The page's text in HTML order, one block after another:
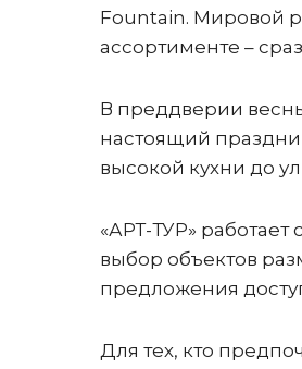
Fountain. Мировой
ассортименте –
В преддверии
настоящий
высокой кухни до
«АРТ-ТУР»
выбор объектов
предложения
Для тех, кто